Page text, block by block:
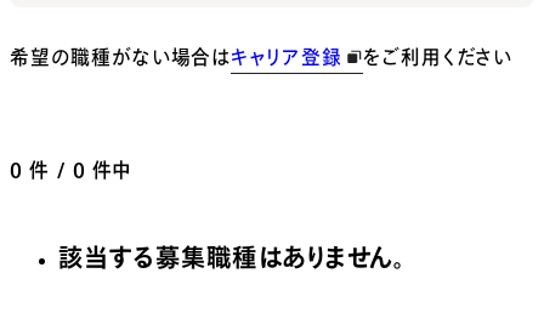
希望の職種がない場合はキャリア登録 をご利用ください
0 件 / 0 件中
該当する募集職種はありません。